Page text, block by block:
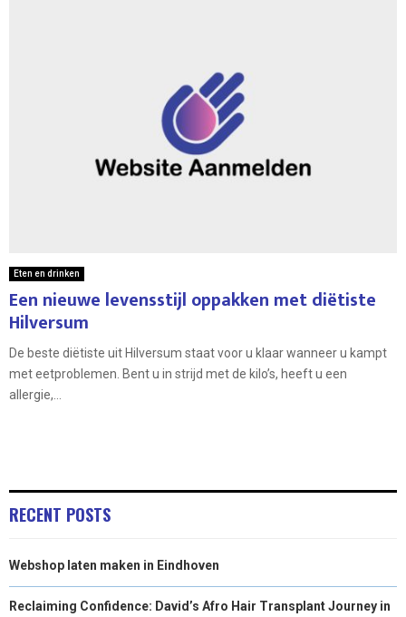
Eten en drinken
Een nieuwe levensstijl oppakken met diëtiste
Hilversum
De beste diëtiste uit Hilversum staat voor u klaar wanneer u kampt
met eetproblemen. Bent u in strijd met de kilo’s, heeft u een
allergie,...
RECENT POSTS
Webshop laten maken in Eindhoven
Reclaiming Confidence: David’s Afro Hair Transplant Journey in